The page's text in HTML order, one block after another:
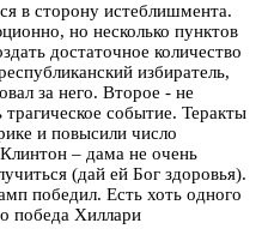
в сторону истеблишмента.
но несколько пунктов
достаточное количество
избиратель,
за него. Второе - не
событие. Теракты
и повысили число
– дама не очень
(дай ей Бог здоровья).
победил. Есть хоть одного
победа Хиллари